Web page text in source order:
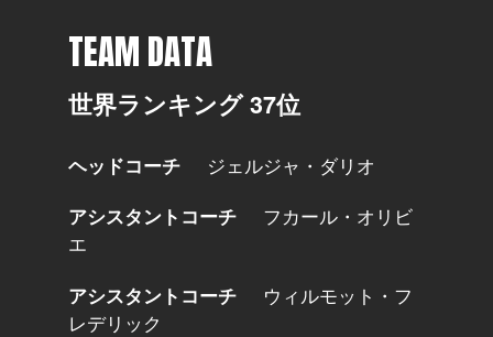
TEAM DATA
世界ランキング 37位
ヘッドコーチ
ジェルジャ・ダリオ
アシスタントコーチ
フカール・オリビ
エ
アシスタントコーチ
ウィルモット・フ
レデリック